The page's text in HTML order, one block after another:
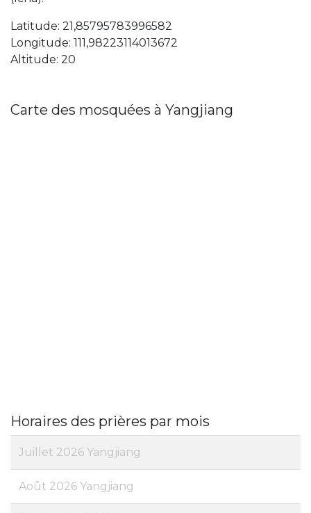
Latitude: 21,85795783996582
Longitude: 111,98223114013672
Altitude: 20
Carte des mosquées à Yangjiang
Horaires des prières par mois
Juillet 2026 Yangjiang
Août 2026 Yangjiang